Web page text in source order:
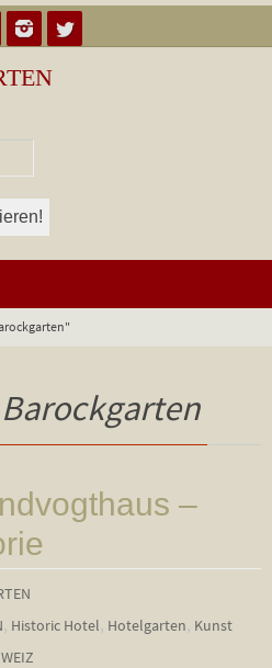
Barockgarten
–
, Historic Hotel, Hotelgarten, Kunst